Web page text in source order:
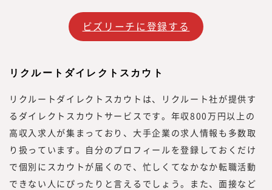
ビズリーチに登録する
リクルートダイレクトスカウト
リクルートダイレクトスカウトは、リクルート社が提供す
るダイレクトスカウトサービスです。年収800万円以上の
高収入求人が集まっており、大手企業の求人情報も多数取
り扱っています。自分のプロフィールを登録しておくだけ
で個別にスカウトが届くので、忙しくてなかなか転職活動
できない人にぴったりと言えるでしょう。また、面接など